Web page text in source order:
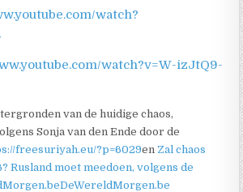
watch?
watch?v=W-izJtQ9-
van de huidige chaos,
Sonja van den Ende door de
freesuriyah.eu/?p=6029en Zal chaos
Rusland moet meedoen, volgens de